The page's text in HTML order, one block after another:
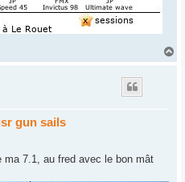
a
gun sails
7.1, au fred avec le bon mât